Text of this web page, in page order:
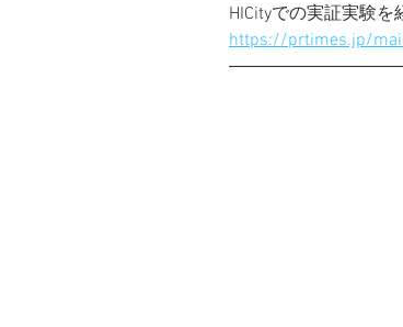
HICityでの実証実験
https://prtimes.jp/